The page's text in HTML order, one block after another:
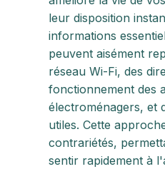
leur disposition
informations
peuvent aisément
réseau Wi-Fi, des
fonctionnement des
électroménagers, et
utiles. Cette
contrariétés,
sentir rapidement à